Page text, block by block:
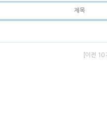
제목
[이전 10